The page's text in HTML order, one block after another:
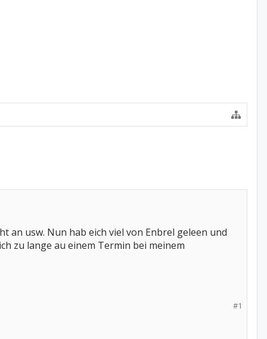
an usw. Nun hab eich viel von Enbrel geleen und
zu lange au einem Termin bei meinem
#1